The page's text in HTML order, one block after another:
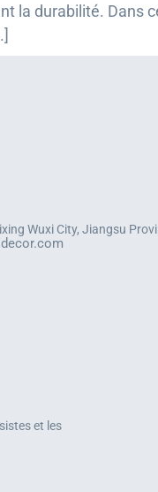
la durabilité. Dans
Wuxi City, Jiangsu
et les